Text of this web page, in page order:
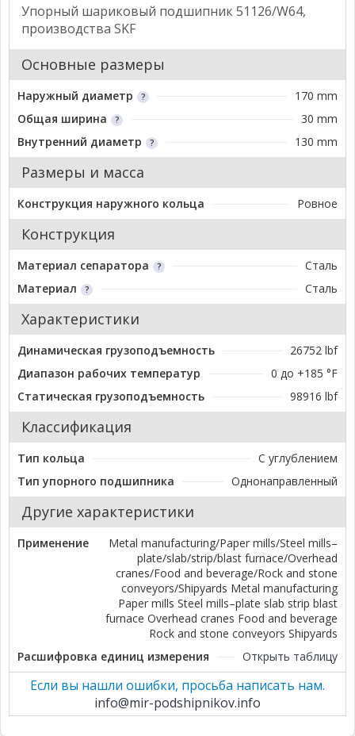
Упорный шариковый подшипник 51126/W64,
производства SKF
Основные размеры
Наружный диаметр
170 mm
Общая ширина
30 mm
Внутренний диаметр
130 mm
Размеры и масса
Конструкция наружного кольца Ровное
Конструкция
Материал сепаратора
Сталь
Материал
Сталь
Характеристики
Динамическая грузоподъемность
26752 lbf
Диапазон рабочих температур
0 до +185 °F
Статическая грузоподъемность
98916 lbf
Классификация
Тип кольца
С углублением
Тип упорного подшипника
Однонаправленный
Другие характеристики
Применение
Metal manufacturing/Paper mills/Steel mills–
plate/slab/strip/blast furnace/Overhead
cranes/Food and beverage/Rock and stone
conveyors/Shipyards Metal manufacturing
Paper mills Steel mills–plate slab strip blast
furnace Overhead cranes Food and beverage
Rock and stone conveyors Shipyards
Расшифровка единиц измерения
Открыть таблицу
Если вы нашли ошибки, просьба написать нам.
info@mir-podshipnikov.info